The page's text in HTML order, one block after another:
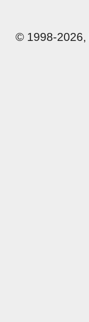
© 1998-2026,